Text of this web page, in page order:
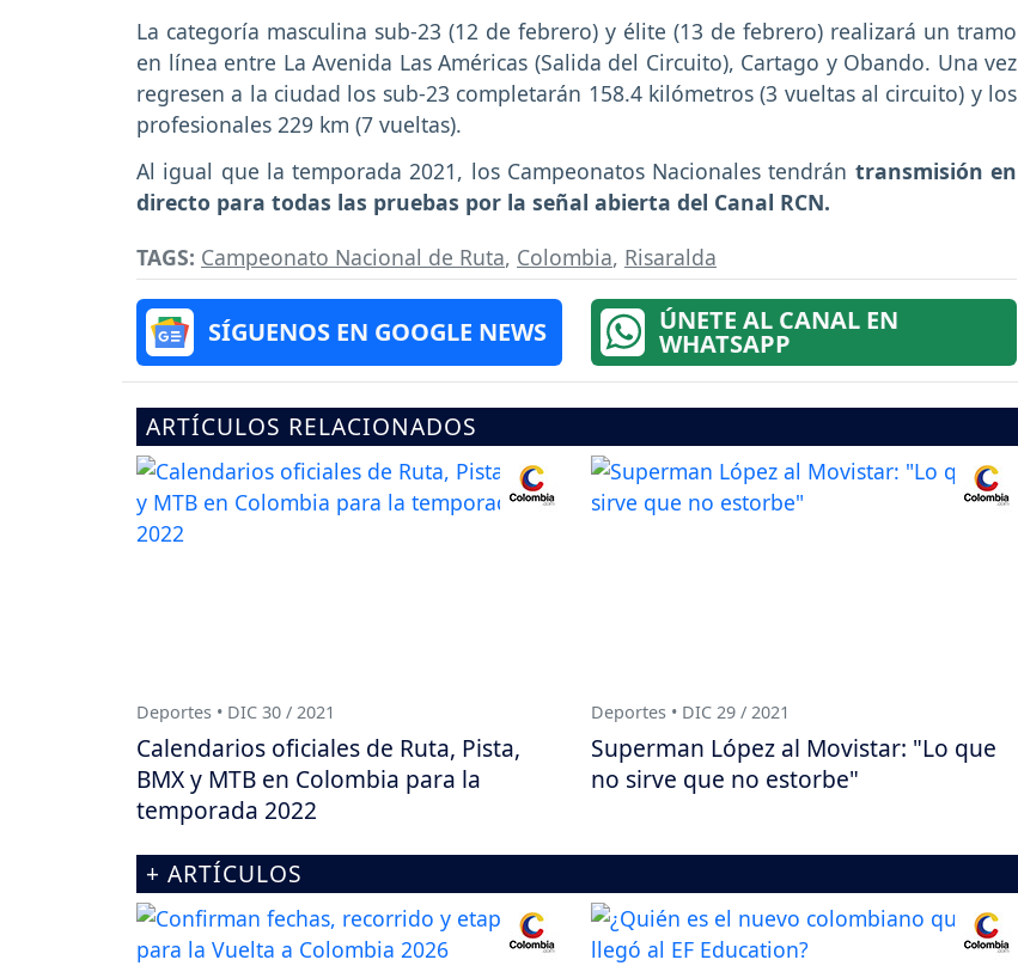
La categoría masculina sub-23 (12 de febrero) y élite (13 de febrero) realizará un tramo
en línea entre La Avenida Las Américas (Salida del Circuito), Cartago y Obando. Una vez
regresen a la ciudad los sub-23 completarán 158.4 kilómetros (3 vueltas al circuito) y los
profesionales 229 km (7 vueltas).
Al igual que la temporada 2021, los Campeonatos Nacionales tendrán transmisión en
directo para todas las pruebas por la señal abierta del Canal RCN.
TAGS: Campeonato Nacional de Ruta, Colombia, Risaralda
SÍGUENOS EN GOOGLE NEWS ÚNETE AL CANAL EN
WHATSAPP
ARTÍCULOS RELACIONADOS
Deportes • DIC 30 / 2021
Calendarios oficiales de Ruta, Pista,
BMX y MTB en Colombia para la
temporada 2022
Deportes • DIC 29 / 2021
Superman López al Movistar: "Lo que
no sirve que no estorbe"
+ ARTÍCULOS